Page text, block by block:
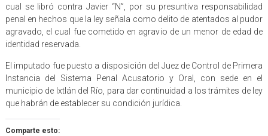
cual se libró contra Javier “N”, por su presuntiva responsabilidad
penal en hechos que la ley señala como delito de atentados al pudor
agravado, el cual fue cometido en agravio de un menor de edad de
identidad reservada.
El imputado fue puesto a disposición del Juez de Control de Primera
Instancia del Sistema Penal Acusatorio y Oral, con sede en el
municipio de Ixtlán del Río, para dar continuidad a los trámites de ley
que habrán de establecer su condición jurídica.
Comparte esto: